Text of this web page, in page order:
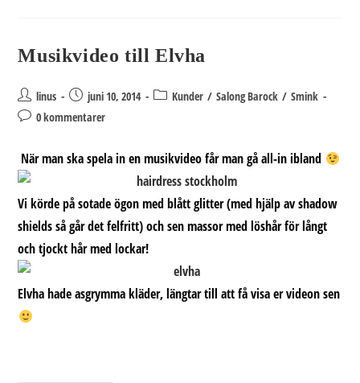
Musikvideo till Elvha
Inläggsförfattare:
linus
Inlägget
publicerat:
juni 10, 2014 Inläggskategori:
Kunder / Salong Barock / Smink
Kommentarer
inlägget:
0 kommentarer
När man ska spela in en musikvideo får man gå all-in ibland
Vi körde på sotade ögon med blått glitter (med hjälp av shadow
shields så går det felfritt) och sen massor med löshår för långt
och tjockt hår med lockar!
Elvha hade asgrymma kläder, längtar till att få visa er videon sen